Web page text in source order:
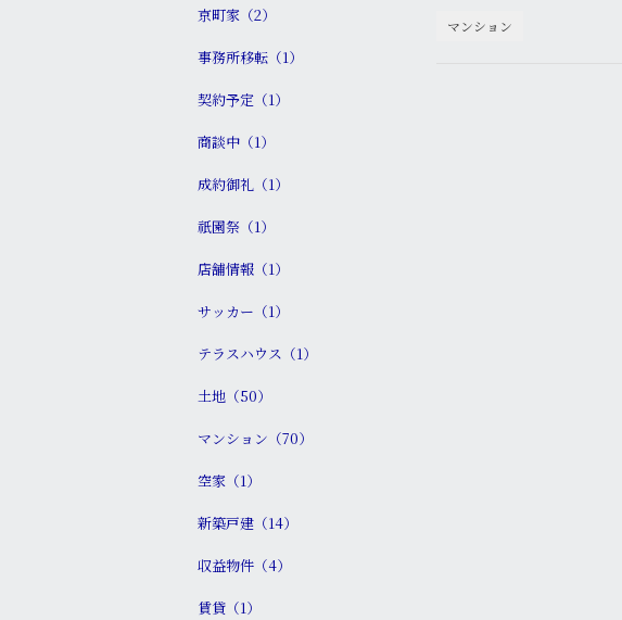
京町家（2）
事務所移転（1）
契約予定（1）
商談中（1）
成約御礼（1）
祇園祭（1）
店舗情報（1）
サッカー（1）
テラスハウス（1）
土地（50）
マンション（70）
空家（1）
新築戸建（14）
収益物件（4）
賃貸（1）
マンション